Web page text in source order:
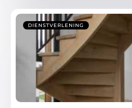
DIENSTVERLENING